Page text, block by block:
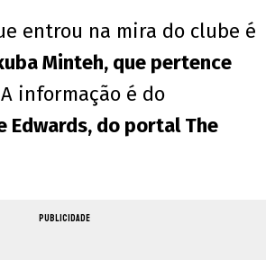
entrou na mira do clube é
Minteh, que pertence
A informação é do
Edwards, do portal The
PUBLICIDADE